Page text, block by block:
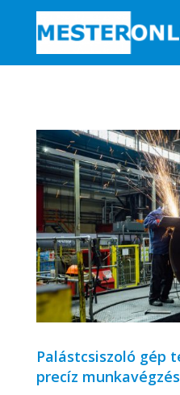
Palástcsiszoló gép
precíz